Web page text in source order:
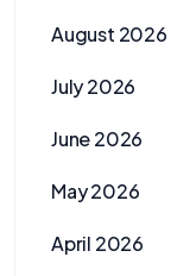
August 2026
July 2026
June 2026
May 2026
April 2026